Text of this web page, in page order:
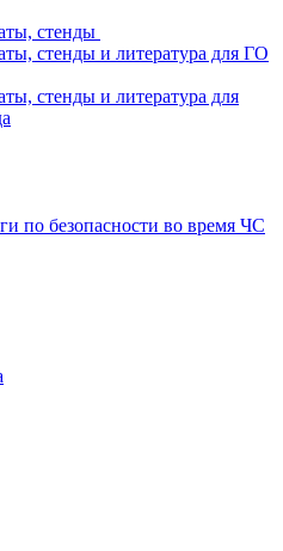
стенды
стенды и литература для ГО
стенды и литература для
по безопасности во время ЧС